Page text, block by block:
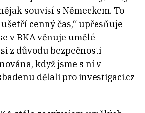
souvisí s Německem. To
cenný čas,“ upřesňuje
v BKA věnuje umělé
z důvodu bezpečnosti
když jsme s ní v
dělali pro investigaci.cz